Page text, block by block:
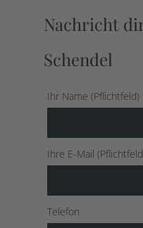
Nachricht
Schendel
Ihr Name (Pflichtfeld)
Ihre E-Mail
Telefon